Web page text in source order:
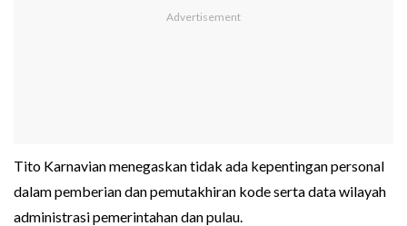
Tito Karnavian menegaskan tidak ada kepentingan personal
dalam pemberian dan pemutakhiran kode serta data wilayah
administrasi pemerintahan dan pulau.